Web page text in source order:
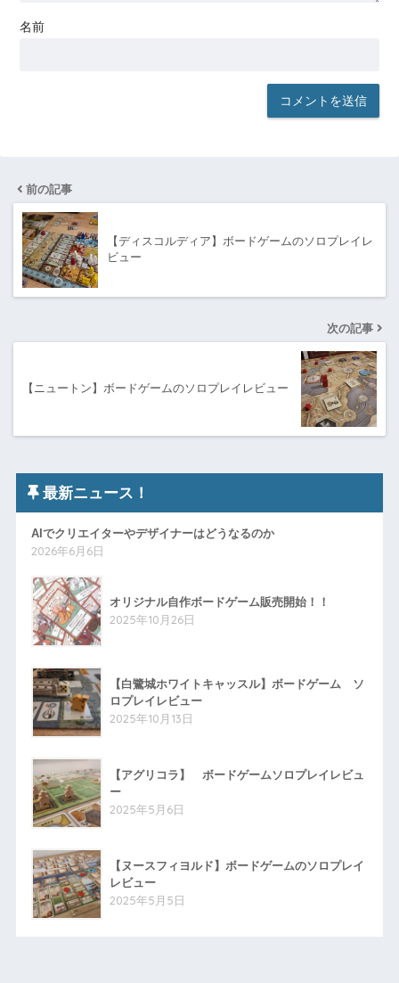
名前
前の記事
【ディスコルディア】ボードゲームのソロプレイレ
ビュー
次の記事
【ニュートン】ボードゲームのソロプレイレビュー
最新ニュース！
AIでクリエイターやデザイナーはどうなるのか
2026年6月6日
オリジナル自作ボードゲーム販売開始！！
2025年10月26日
【白鷺城ホワイトキャッスル】ボードゲーム ソ
ロプレイレビュー
2025年10月13日
【アグリコラ】 ボードゲームソロプレイレビュ
ー
2025年5月6日
【ヌースフィヨルド】ボードゲームのソロプレイ
レビュー
2025年5月5日